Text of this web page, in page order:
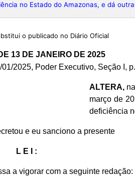
no Estado do Amazonas, e dá
o publicado no Diário Oficial
13 DE JANEIRO DE 2025
2025, Poder Executivo, Seção I,
ALTERA,
março de
deficiência
e eu sanciono a presente
L E I :
a vigorar com a seguinte redação: